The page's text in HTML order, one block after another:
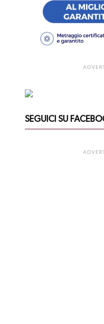
SEGUICI SU